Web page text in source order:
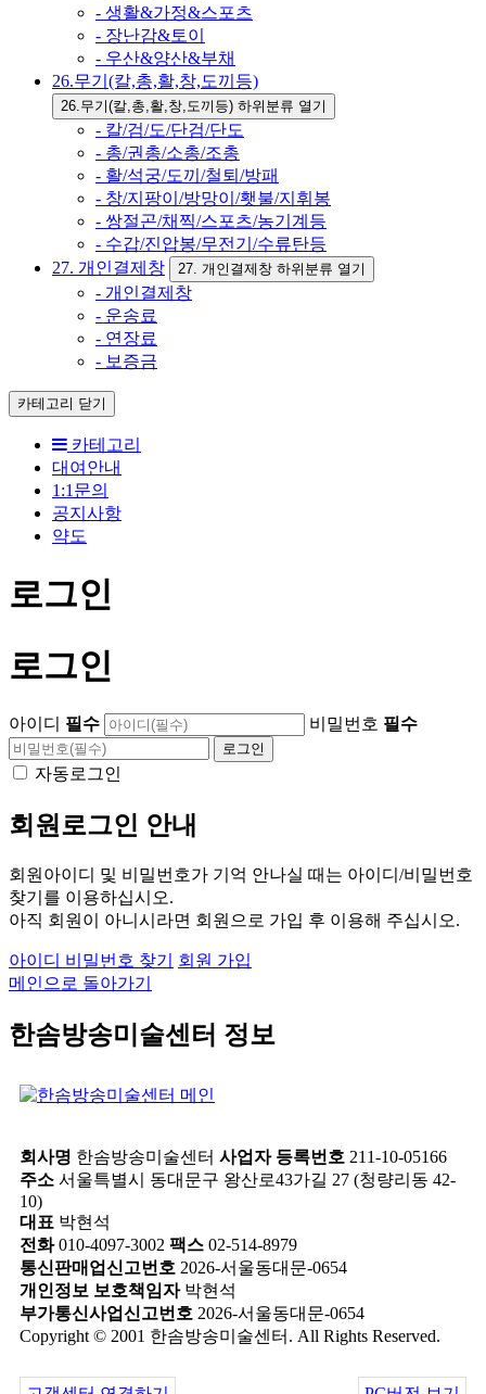
- 생활&가정&스포츠
- 장난감&토이
- 우산&양산&부채
26.무기(칼,총,활,창,도끼등)
26.무기(칼,총,활,창,도끼등) 하위분류 열기
- 칼/검/도/단검/단도
- 총/권총/소총/조총
- 활/석궁/도끼/철퇴/방패
- 창/지팡이/방망이/횃불/지휘봉
- 쌍절곤/채찍/스포츠/농기계등
- 수갑/진압봉/무전기/수류탄등
27. 개인결제창
27. 개인결제창 하위분류 열기
- 개인결제창
- 운송료
- 연장료
- 보증금
카테고리 닫기
카테고리
대여안내
1:1문의
공지사항
약도
로그인
로그인
아이디 필수 비밀번호 필수
자동로그인
회원로그인 안내
회원아이디 및 비밀번호가 기억 안나실 때는 아이디/비밀번호
찾기를 이용하십시오.
아직 회원이 아니시라면 회원으로 가입 후 이용해 주십시오.
아이디 비밀번호 찾기
회원 가입
메인으로 돌아가기
한솜방송미술센터 정보
회사명 한솜방송미술센터 사업자 등록번호 211-10-05166
주소 서울특별시 동대문구 왕산로43가길 27 (청량리동 42-
10)
대표 박현석
전화010-4097-3002 팩스 02-514-8979
통신판매업신고번호 2026-서울동대문-0654
개인정보 보호책임자박현석
부가통신사업신고번호 2026-서울동대문-0654
Copyright © 2001 한솜방송미술센터. All Rights Reserved.